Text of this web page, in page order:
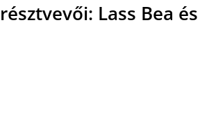
Lass Bea és